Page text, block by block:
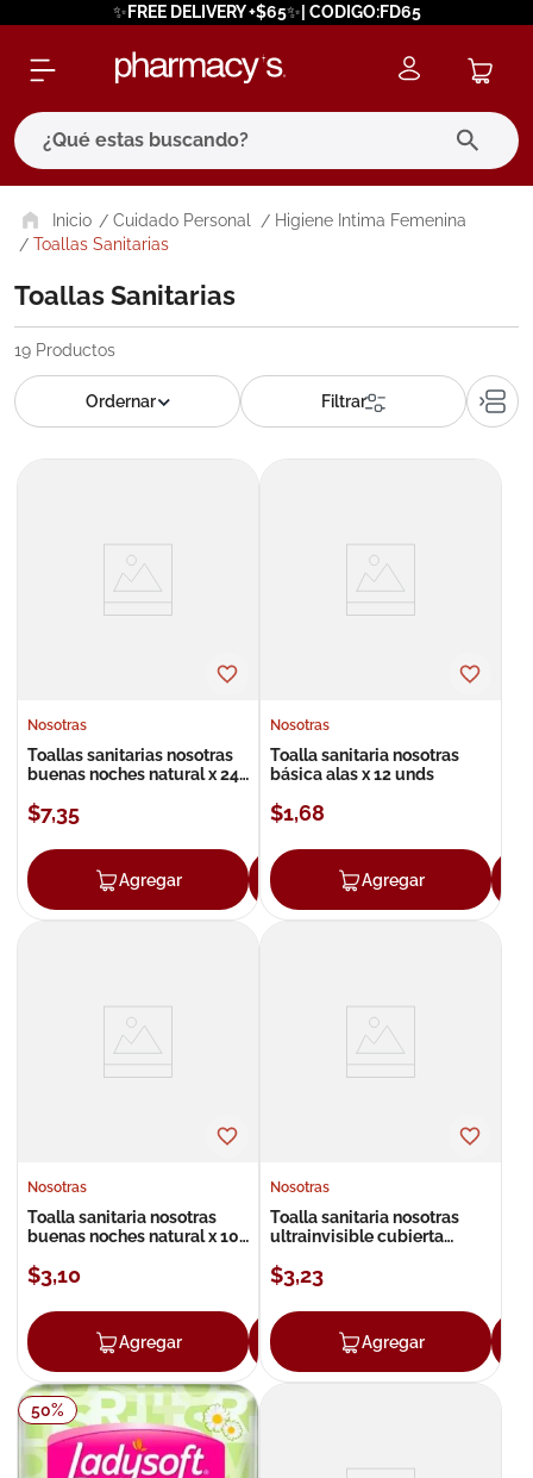
✨FREE DELIVERY +$65✨| CODIGO:FD65
¿Qué estas buscando?
Cuidado Personal
Higiene Intima Femenina
Toallas Sanitarias
Toallas Sanitarias
19 Productos
Nosotras
Toallas sanitarias nosotras
buenas noches natural x 24
$7,35
Agregar Agregar
Nosotras
Toalla sanitaria nosotras
básica alas x 12 unds
$1,68
Agregar
Nosotras
Toalla sanitaria nosotras
buenas noches natural x 10
$3,10
Agregar Agregar
Nosotras
Toalla sanitaria nosotras
ultrainvisible cubierta
$3,23
Agregar
50%
términos más buscados
2. protector solar
3. bioderma
5. cerave
roche posay